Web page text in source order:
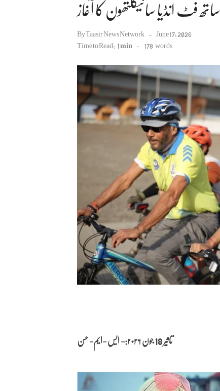
ساتھ فٹ انڈیا سائیکلتھون کا آغاز
ByTaasir News Network Posted
on
June 17, 2026
Time to Read:1 min - 178words
تاثیر 18 جون ۲۰۲۶:- ایس -ایم- حسن